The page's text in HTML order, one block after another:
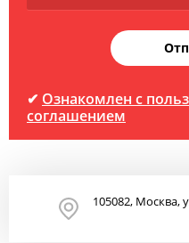
✔ Ознакомлен с
соглашением
105082, Москва,